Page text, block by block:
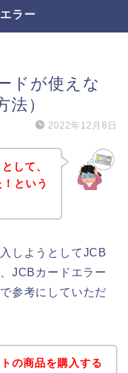
ラー
ドが使えな
）
2022年12月8日
して、
という
しようとしてJCB
JCBカードエラー
参考にしていただ
の商品を購入する